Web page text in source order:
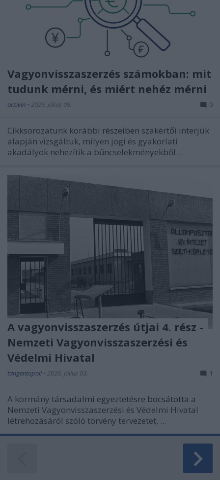
Vagyonvisszaszerzés számokban: mit
tudunk mérni, és miért nehéz mérni
orsivin • 2026. július 09. 0
Cikksorozatunk korábbi részeiben szakértői interjúk
alapján vizsgáltuk, milyen jogi és gyakorlati
akadályok nehezítik a bűncselekményekből ...
A vagyonvisszaszerzés útjai 4. rész -
Nemzeti Vagyonvisszaszerzési és
Védelmi Hivatal
tangentopoli • 2026. július 03. 1
A kormány társadalmi egyeztetésre bocsátotta a
Nemzeti Vagyonvisszaszerzési és Védelmi Hivatal
létrehozásáról szóló törvény tervezetet, ...